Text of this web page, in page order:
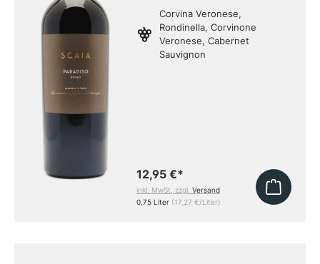
Corvina Veronese,
Rondinella, Corvinone
Veronese, Cabernet
Sauvignon
12,95 €*
inkl. MwSt, zzgl.Versand
0,75 Liter (17,27 €/Liter)